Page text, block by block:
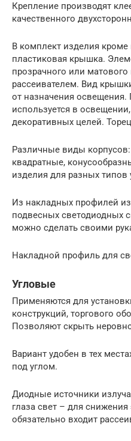
Крепление производят
качественного
В комплект изделия кроме
пластиковая крышка.
прозрачного или
рассеивателем. Вид
от назначения освещения.
используется в
декоративных целей.
Различные виды
квадратные,
изделия для разных типов
Из накладных профилей
подвесных светодиодных
можно сделать своими
Накладной профиль для
Угловые
Применяются для
конструкций, торгового
Позволяют скрыть
Вариант удобен в тех
под углом.
Диодные источники
глаза свет – для
обязательно входит